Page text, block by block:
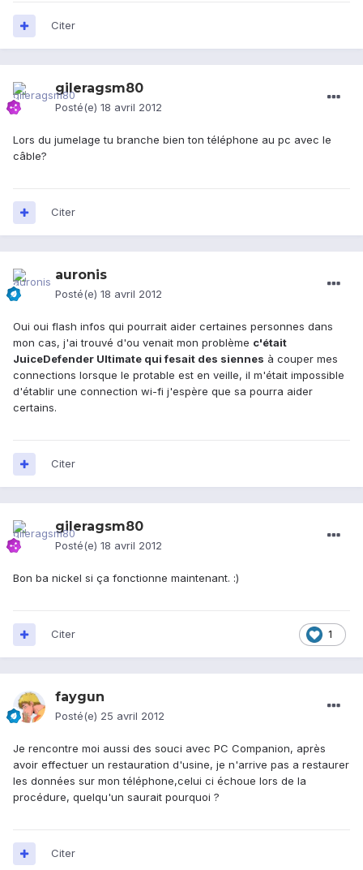
Citer
gileragsm80
Posté(e) 18 avril 2012
Lors du jumelage tu branche bien ton téléphone au pc avec le
câble?
Citer
auronis
Posté(e) 18 avril 2012
Oui oui flash infos qui pourrait aider certaines personnes dans
mon cas, j'ai trouvé d'ou venait mon problème c'était
JuiceDefender Ultimate qui fesait des siennes à couper mes
connections lorsque le protable est en veille, il m'était impossible
d'établir une connection wi-fi j'espère que sa pourra aider
certains.
Citer
gileragsm80
Posté(e) 18 avril 2012
Bon ba nickel si ça fonctionne maintenant. :)
1
Citer
faygun
Posté(e) 25 avril 2012
Je rencontre moi aussi des souci avec PC Companion, après
avoir effectuer un restauration d'usine, je n'arrive pas a restaurer
les données sur mon téléphone,celui ci échoue lors de la
procédure, quelqu'un saurait pourquoi ?
Citer